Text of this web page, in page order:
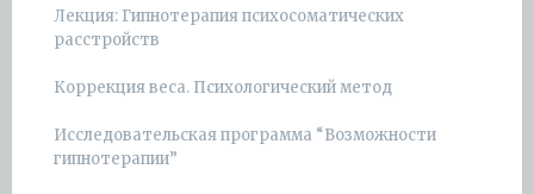
Лекция: Гипнотерапия психосоматических
расстройств
Коррекция веса. Психологический метод
Исследовательская программа “Возможности
гипнотерапии”